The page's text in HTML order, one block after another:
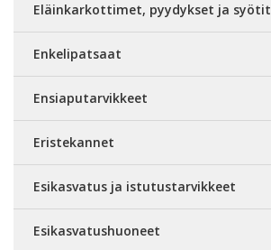
Eläinkarkottimet, pyydykset ja syötit
Enkelipatsaat
Ensiaputarvikkeet
Eristekannet
Esikasvatus ja istutustarvikkeet
Esikasvatushuoneet